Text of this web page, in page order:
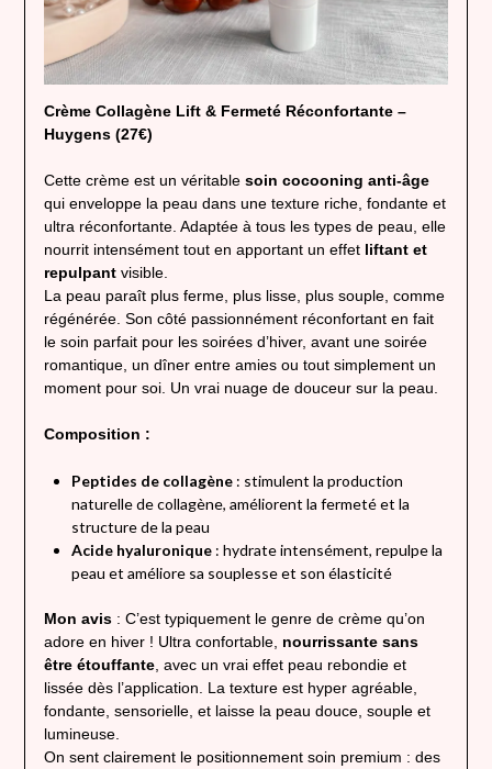
Crème Collagène Lift & Fermeté Réconfortante –
Huygens (27€)
Cette crème est un véritable soin cocooning anti-âge
qui enveloppe la peau dans une texture riche, fondante et
ultra réconfortante. Adaptée à tous les types de peau, elle
nourrit intensément tout en apportant un effet liftant et
repulpantvisible.
La peau paraît plus ferme, plus lisse, plus souple, comme
régénérée. Son côté passionnément réconfortant en fait
le soin parfait pour les soirées d’hiver, avant une soirée
romantique, un dîner entre amies ou tout simplement un
moment pour soi. Un vrai nuage de douceur sur la peau.
Composition :
Peptides de collagène: stimulent la production
naturelle de collagène, améliorent la fermeté et la
structure de la peau
Acide hyaluronique: hydrate intensément, repulpe la
peau et améliore sa souplesse et son élasticité
Mon avis: C’est typiquement le genre de crème qu’on
adore en hiver ! Ultra confortable, nourrissante sans
être étouffante, avec un vrai effet peau rebondie et
lissée dès l’application. La texture est hyper agréable,
fondante, sensorielle, et laisse la peau douce, souple et
lumineuse.
On sent clairement le positionnement soin premium : des